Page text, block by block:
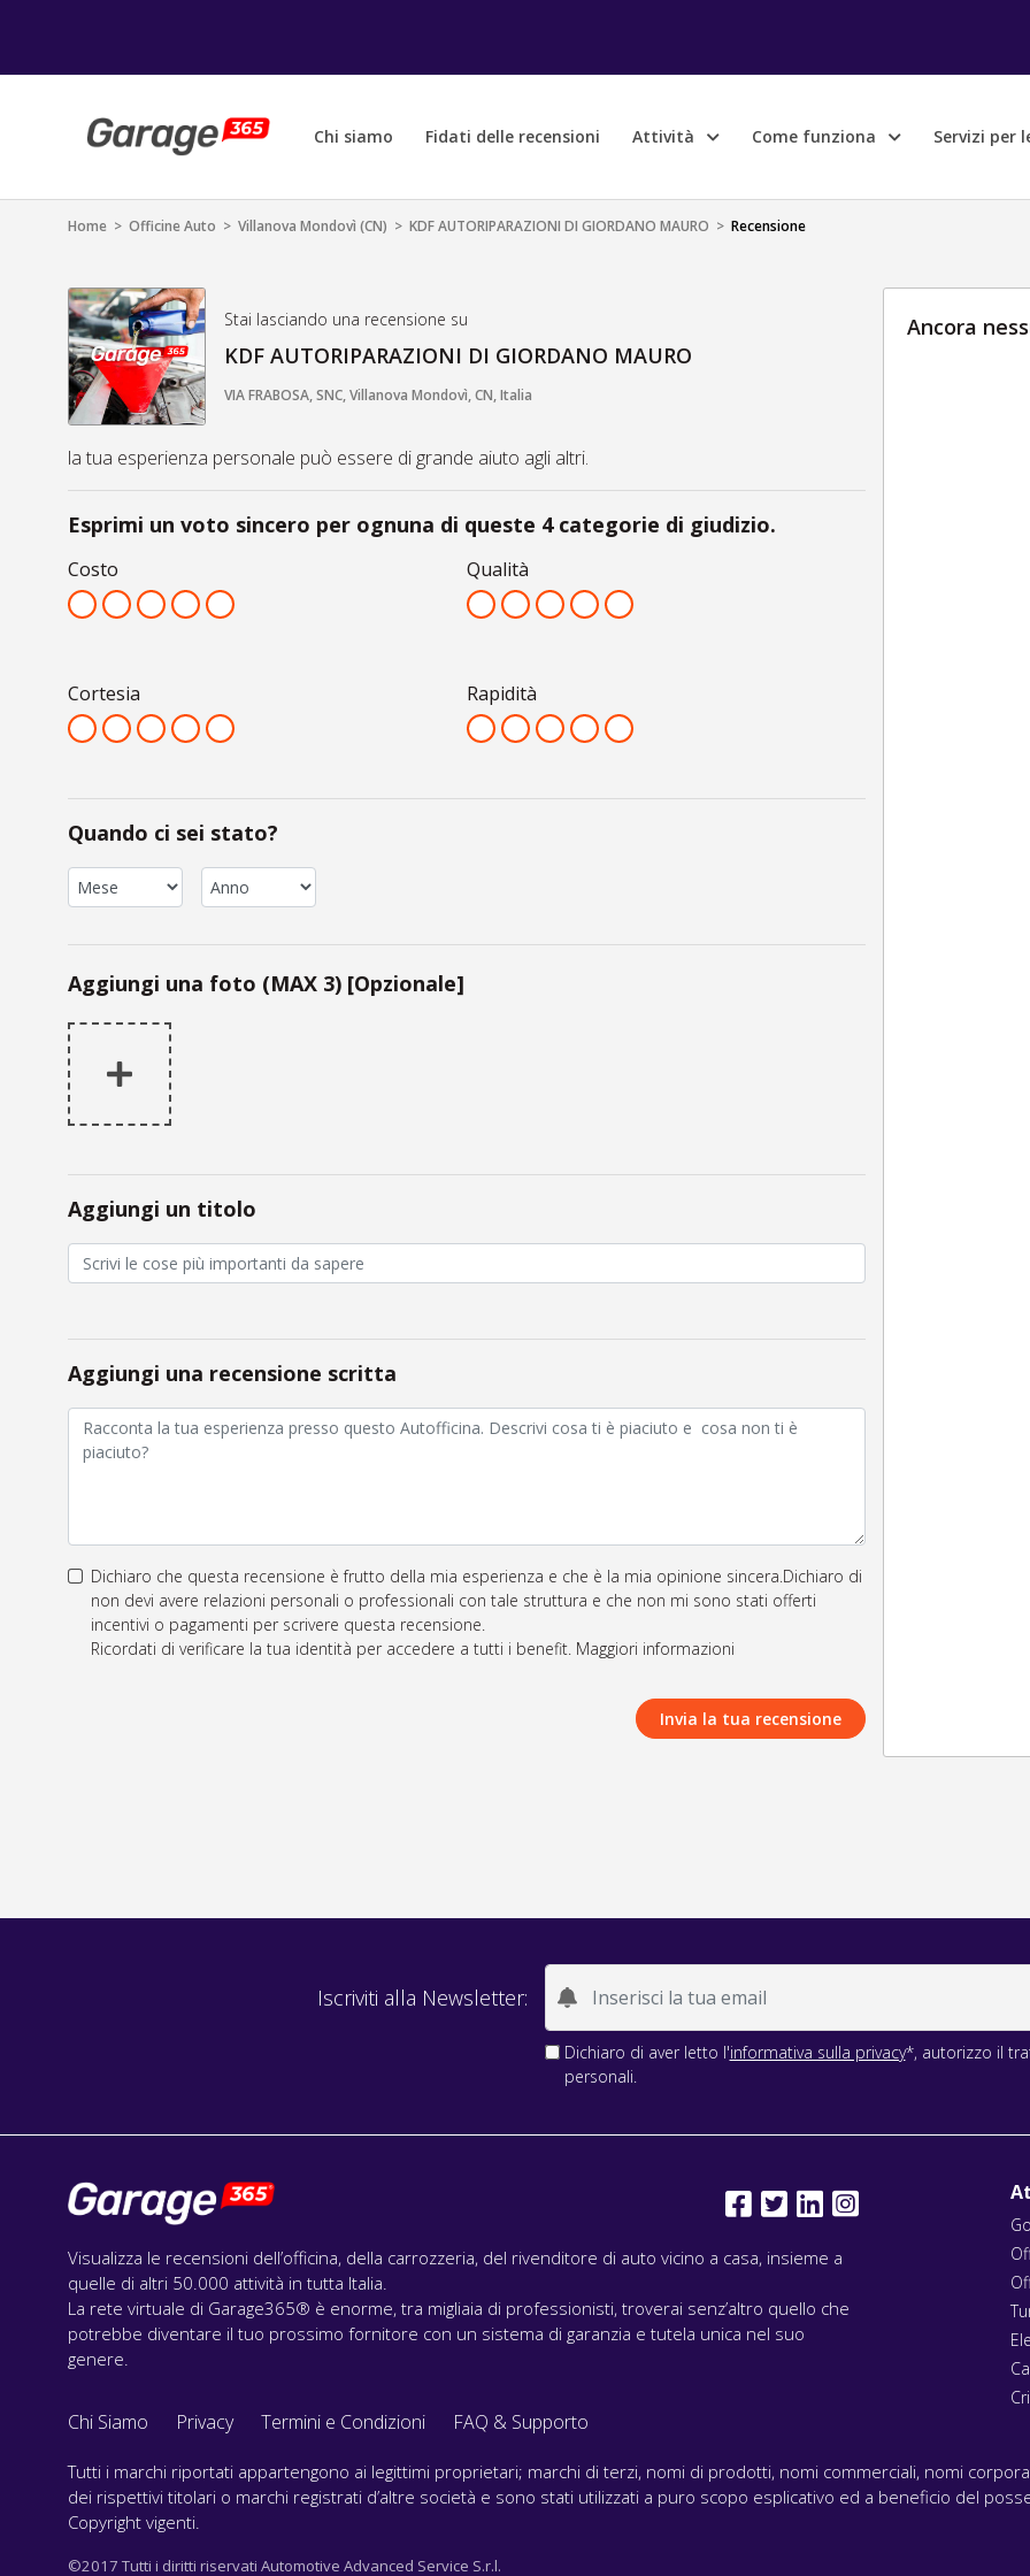
Chi siamo Fidati delle recensioni Attività Come funziona Servizi per
Home > Officine Auto > Villanova Mondovì (CN) > KDF AUTORIPARAZIONI DI GIORDANO MAURO > Recensione
Stai lasciando una recensione su
KDF AUTORIPARAZIONI DI GIORDANO MAURO
VIA FRABOSA, SNC, Villanova Mondovì, CN, Italia
la tua esperienza personale può essere di grande aiuto agli altri.
Esprimi un voto sincero per ognuna di queste 4 categorie di giudizio.
Costo Qualità
Cortesia Rapidità
Quando ci sei stato?
Aggiungi una foto (MAX 3) [Opzionale]
Aggiungi un titolo
Aggiungi una recensione scritta
Dichiaro che questa recensione è frutto della mia esperienza e che è la mia opinione sincera.Dichiaro di
non devi avere relazioni personali o professionali con tale struttura e che non mi sono stati offerti
incentivi o pagamenti per scrivere questa recensione.
Ricordati di verificare la tua identità per accedere a tutti i benefit. Maggiori informazioni
Invia la tua recensione
Ancora
Iscriviti alla Newsletter:
Dichiaro di aver letto l'informativa sulla privacy*, autorizzo il
personali.
Visualizza le recensioni dell’officina, della carrozzeria, del rivenditore di auto vicino a casa, insieme a
quelle di altri 50.000 attività in tutta Italia.
La rete virtuale di Garage365® è enorme, tra migliaia di professionisti, troverai senz’altro quello che
potrebbe diventare il tuo prossimo fornitore con un sistema di garanzia e tutela unica nel suo
genere.
Chi Siamo Privacy Termini e Condizioni FAQ & Supporto
Tutti i marchi riportati appartengono ai legittimi proprietari; marchi di terzi, nomi di prodotti, nomi commerciali, nomi
dei rispettivi titolari o marchi registrati d’altre società e sono stati utilizzati a puro scopo esplicativo ed a beneficio del
Copyright vigenti.
©2017 Tutti i diritti riservati Automotive Advanced Service S.r.l.